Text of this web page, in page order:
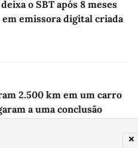
o SBT após 8 meses
emissora digital criada
2.500 km em um carro
a uma conclusão